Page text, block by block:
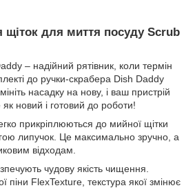
щіток для миття посуду Scrub
– надійний рятівник, коли термін
до ручки-скрабера Dish Daddy
насадку на нову, і ваш пристрій
новий і готовий до роботи!
прикріплюються до мийної щітки
липучок. Це максимально зручно, а
відходам.
чудову якість чищення.
піни FlexTexture, текстура якої змінює